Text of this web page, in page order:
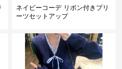
ネイビーコーデ リボン付きプリ
ーツセットアップ